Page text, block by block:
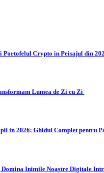
Portofelul Crypto in Peisajul din
Lumea de Zi cu Zi
in 2026: Ghidul Complet pentru
Domina Inimile Noastre Digitale